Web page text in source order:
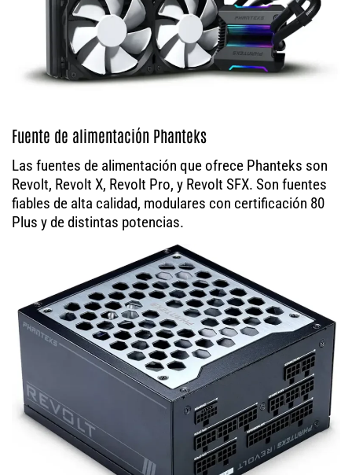
Fuente de alimentación Phanteks
Las fuentes de alimentación que ofrece Phanteks son
Revolt, Revolt X, Revolt Pro, y Revolt SFX. Son fuentes
fiables de alta calidad, modulares con certificación 80
Plus y de distintas potencias.